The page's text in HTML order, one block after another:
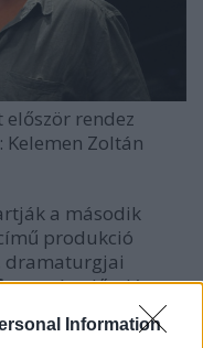
Information
rendez
Zoltán
a második
produkció
dramaturgjai
. Az előadás az
kiindulva egy